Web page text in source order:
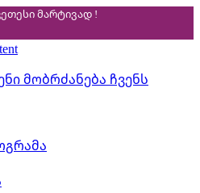
მარტივად !
მობრძანება ჩვენს